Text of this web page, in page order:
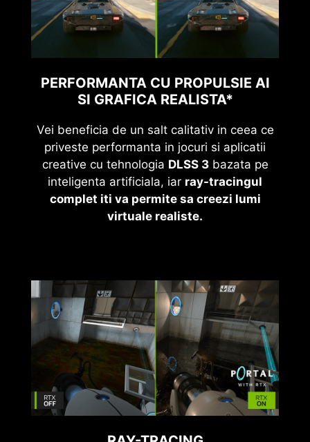
PERFORMANTA CU PROPULSIE AI
SI GRAFICA REALISTA*
Vei beneficia de un salt calitativ in ceea ce
priveste performanta in jocuri si aplicatii
creative cu tehnologia DLSS 3bazata pe
inteligenta artificiala, iar ray-tracingul
complet iti va permite sa creezi lumi
virtuale realiste.